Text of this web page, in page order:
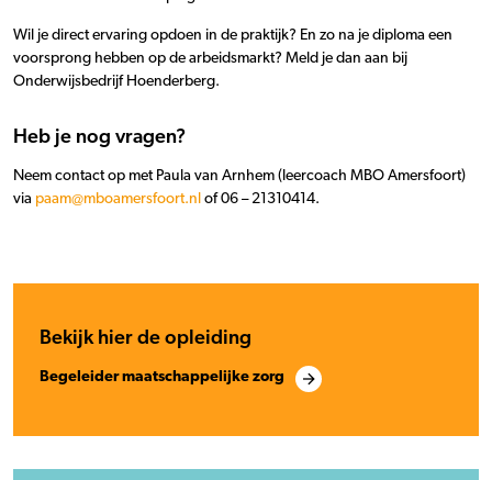
Wil je direct ervaring opdoen in de praktijk? En zo na je diploma een
voorsprong hebben op de arbeidsmarkt? Meld je dan aan bij
Onderwijsbedrijf Hoenderberg.
Heb je nog vragen?
Neem contact op met Paula van Arnhem (leercoach MBO Amersfoort)
via paam@mboamersfoort.nl of 06 – 21310414.
Bekijk hier de opleiding
Begeleider maatschappelijke zorg